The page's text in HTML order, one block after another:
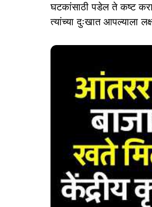
घटकांसाठी पडेल ते कष्ट
त्यांच्या दुःखात आपल्याला